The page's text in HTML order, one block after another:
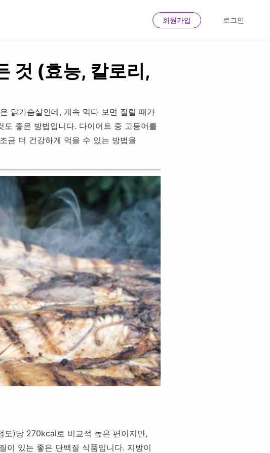
회원가입 로그인
것 (효능, 칼로리,
닭가슴살인데, 계속 먹다 보면 질릴 때가
좋은 방법입니다. 다이어트 중 고등어를
금 더 건강하게 먹을 수 있는 방법을
)당 270kcal로 비교적 높은 편이지만,
이 있는 좋은 단백질 식품입니다. 지방이